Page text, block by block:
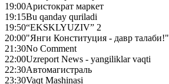
19:00Аристократ маркет
19:15Bu qanday quriladi
19:50“EKSKLYUZIV” 2
20:00"Янги Конституция - давр талаби!"
21:30No Сomment
22:00Uzreport News - yangiliklar vaqti
22:30Автомагистраль
23:30Vaqt Mashinasi